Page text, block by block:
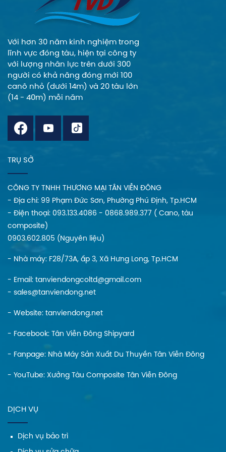
khách trong mọi
sản phẩm.
Với hơn 30 năm kinh nghiệm trong
lĩnh vực đóng tàu, hiện tại công ty
với lượng nhân lực trên dưới 300
người có khả năng đóng mới 100
canô nhỏ (dưới 14m) và 20 tàu lớn
(14 - 40m) mỗi năm
TRỤ SỞ
CÔNG TY TNHH THƯƠNG MẠI TÂN VIỄN ĐÔNG
- Địa chi: 99 Phạm Đức Sơn, Phường Phú Định, Tp.HCM
- Điện thoại: 093.133.4086 - 0868.989.377 ( Cano, tàu
composite)
0903.602.805 (Nguyên liệu)
- Nhà máy: F28/73A, ấp 3, Xã Hưng Long, Tp.HCM
- Email: tanviendongcoltd@gmail.com
- sales@tanviendong.net
- Website: tanviendong.net
- Facebook: Tân Viễn Đông Shipyard
- Fanpage: Nhà Máy Sản Xuất Du Thuyền Tân Viễn Đông
- YouTube: Xưởng Tàu Composite Tân Viễn Đông
DỊCH VỤ
Dịch vụ bảo trì